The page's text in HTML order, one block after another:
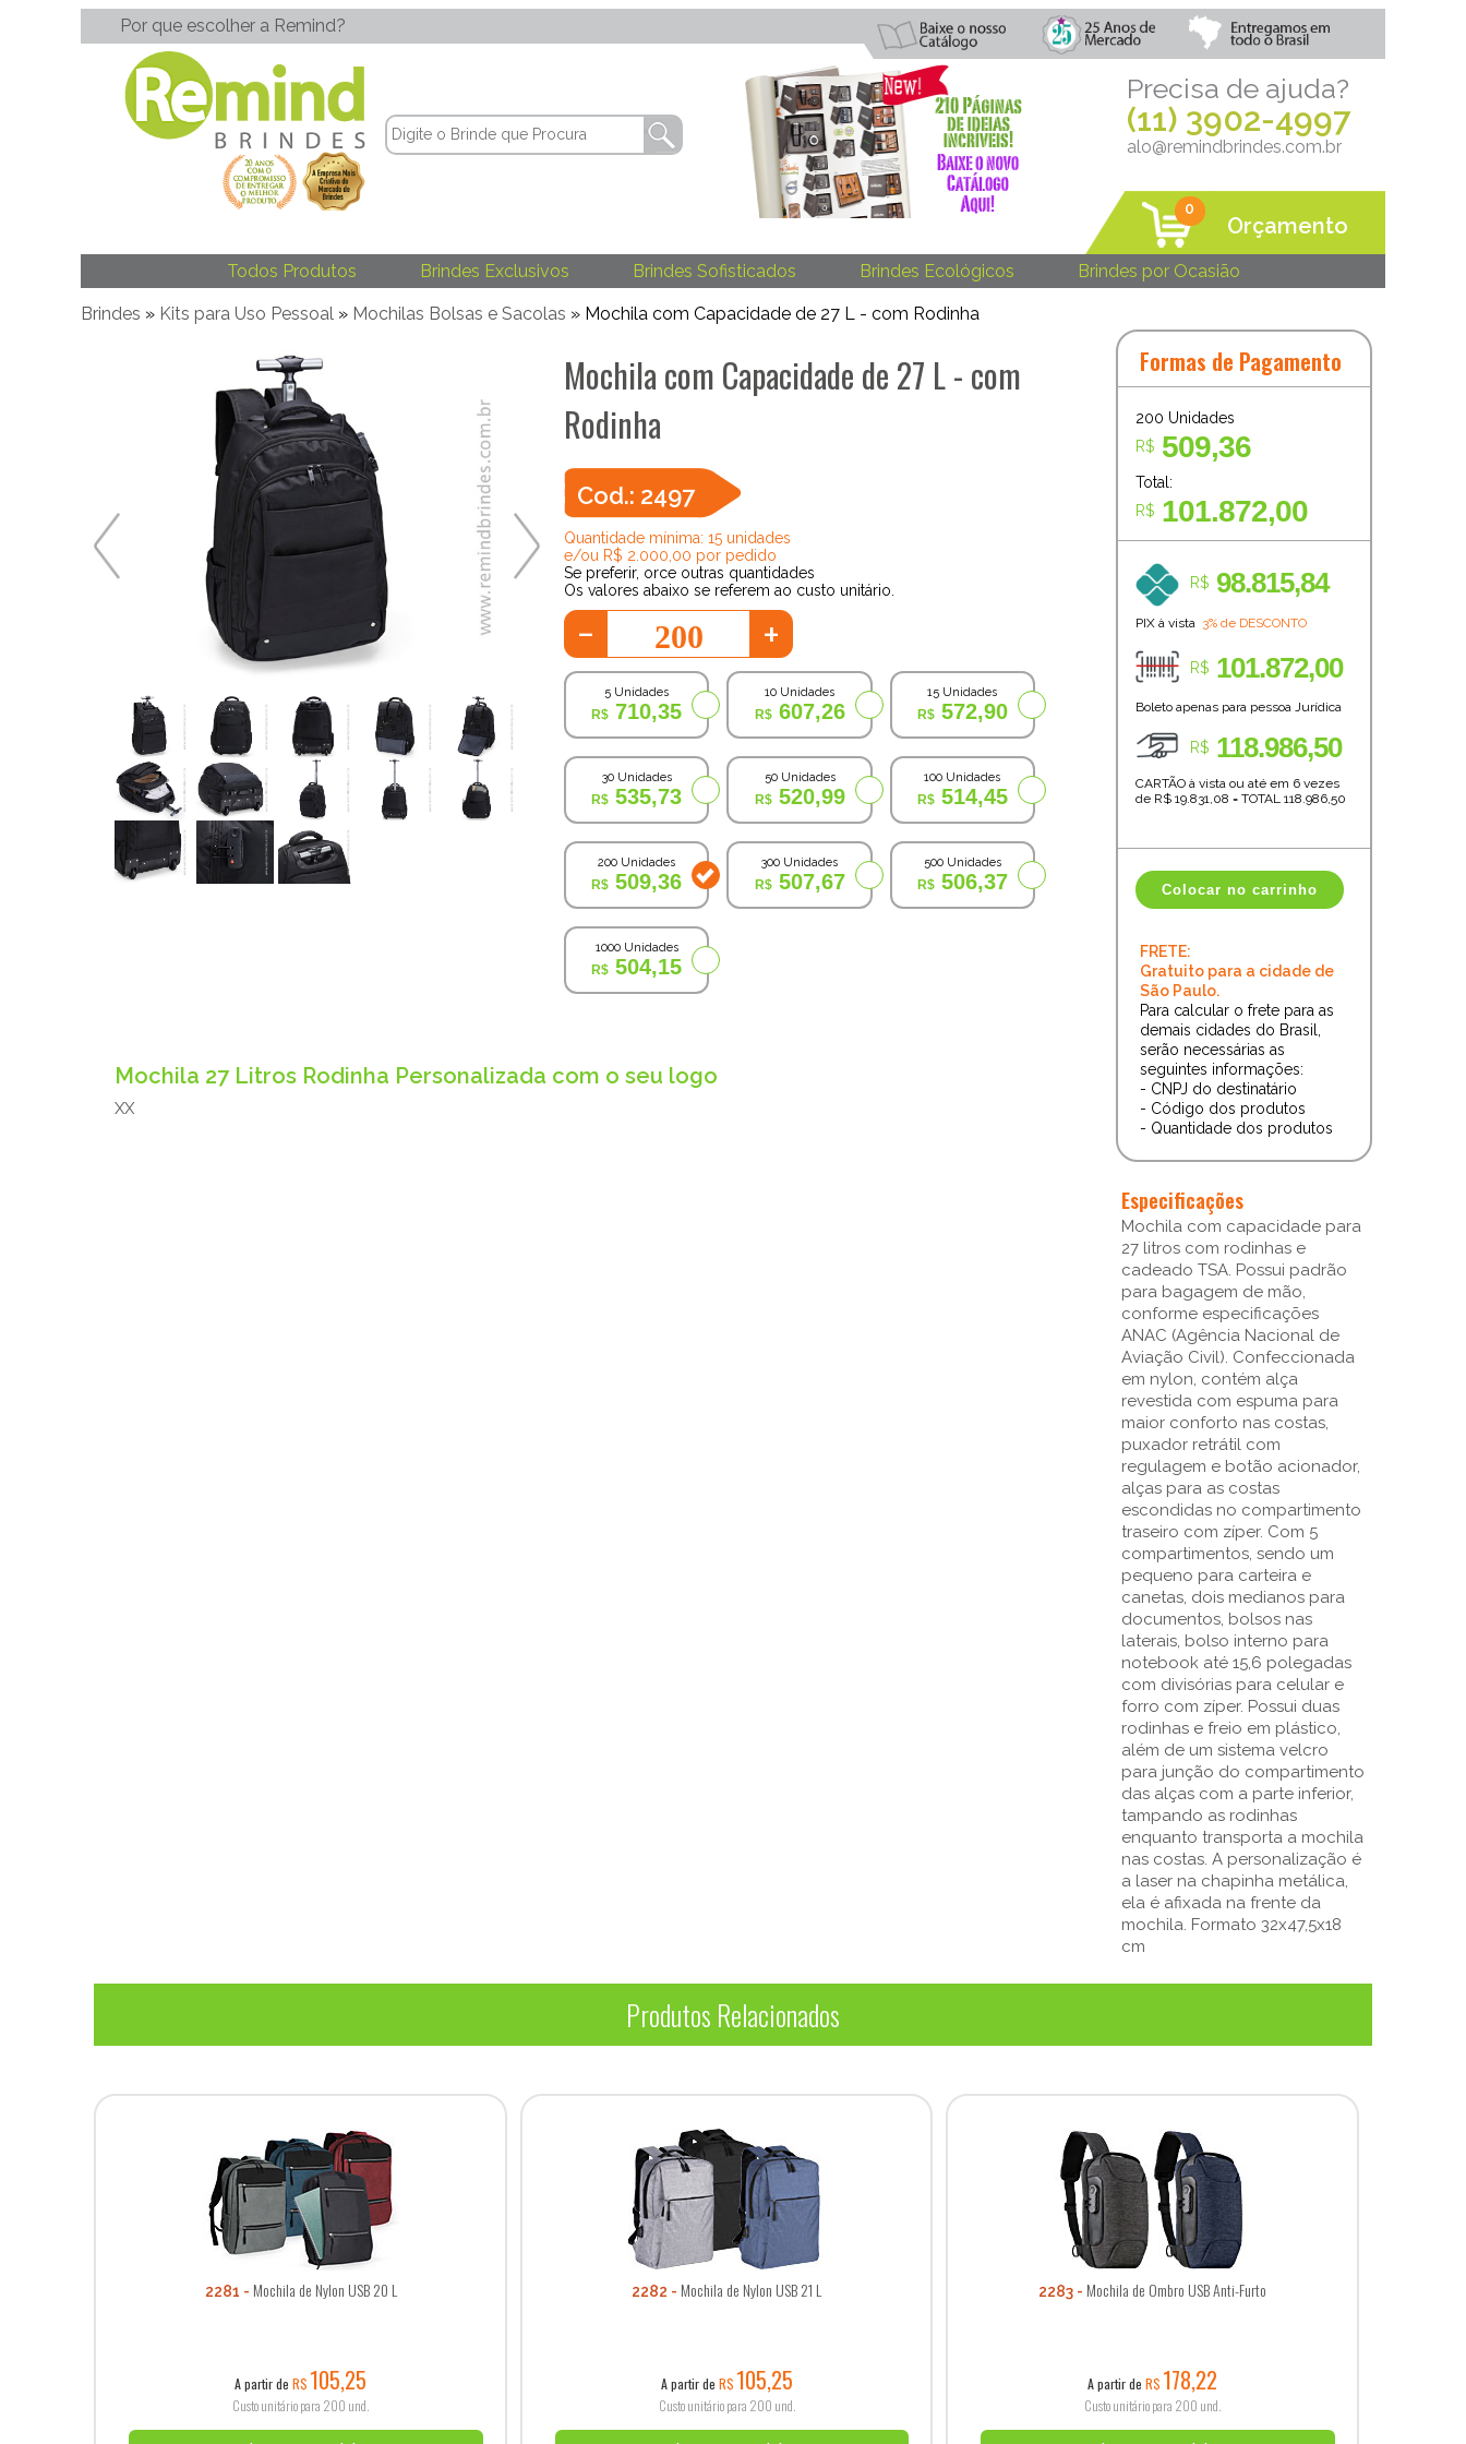
Por que escolher a Remind?
Precisa de ajuda?
(11) 3902-4997
alo@remindbrindes.com.br
0
Orçamento
Todos Produtos Brindes Exclusivos Brindes Sofisticados Brindes Ecológicos Brindes por Ocasião
Brindes » Kits para Uso Pessoal » Mochilas Bolsas e Sacolas » Mochila com Capacidade de 27 L - com Rodinha
Mochila com Capacidade de 27 L - com
Rodinha
Cod.: 2497
Quantidade mínima: 15 unidades
e/ou R$ 2.000,00 por pedido
Se preferir, orce outras quantidades
Os valores abaixo se referem ao custo unitário.
- +
5 Unidades
710,35
10 Unidades
607,26
15 Unidades
572,90
30 Unidades
535,73
50 Unidades
520,99
100 Unidades
514,45
200 Unidades
509,36
300 Unidades
507,67
500 Unidades
506,37
1000 Unidades
504,15
Mochila 27 Litros Rodinha Personalizada com o seu logo
XX
Formas de Pagamento
200 Unidades
R$ 509,36
Total:
R$ 101.872,00
R$ 98.815,84
PIX à vista 3% de DESCONTO
R$ 101.872,00
Boleto apenas para pessoa Jurídica
R$ 118.986,50
CARTÃO à vista ou até em 6 vezes
de R$19.831,08 =TOTAL118.986,50
Colocar no carrinho
FRETE:
Gratuito para a cidade de
São Paulo.
Para calcular o frete para as
demais cidades do Brasil,
serão necessárias as
seguintes informações:
- CNPJ do destinatário
- Código dos produtos
- Quantidade dos produtos
Especificações
Mochila com capacidade para
27 litros com rodinhas e
cadeado TSA. Possui padrão
para bagagem de mão,
conforme especificações
ANAC (Agência Nacional de
Aviação Civil). Confeccionada
em nylon, contém alça
revestida com espuma para
maior conforto nas costas,
puxador retrátil com
regulagem e botão acionador,
alças para as costas
escondidas no compartimento
traseiro com zíper. Com 5
compartimentos, sendo um
pequeno para carteira e
canetas, dois medianos para
documentos, bolsos nas
laterais, bolso interno para
notebook até 15,6 polegadas
com divisórias para celular e
forro com zíper. Possui duas
rodinhas e freio em plástico,
além de um sistema velcro
para junção do compartimento
das alças com a parte inferior,
tampando as rodinhas
enquanto transporta a mochila
nas costas. A personalização é
a laser na chapinha metálica,
ela é afixada na frente da
mochila. Formato 32x47,5x18
cm
Produtos Relacionados
2281 Mochila de Nylon USB 20 L
A partir deR$ 105,25
Custo unitário para 200 und.
2282 Mochila de Nylon USB 21 L
A partir de R$ 105,25
Custo unitário para 200 und.
2283 Mochila de Ombro USB Anti-Furto
A partir de R$ 178,22
Custo unitário para 200 und.